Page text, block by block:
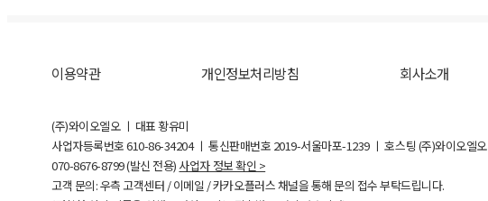
이용약관 개인정보처리방침 회사소개
(주)와이오엘오 ㅣ 대표 황유미
사업자등록번호610-86-34204ㅣ 통신판매번호 2019-서울마포-1239 ㅣ 호스팅 (주)와이오엘오
070-8676-8799 (발신 전용) 사업자 정보 확인 >
고객 문의: 우측 고객센터 / 이메일 / 카카오플러스 채널을 통해 문의 접수 부탁드립니다.